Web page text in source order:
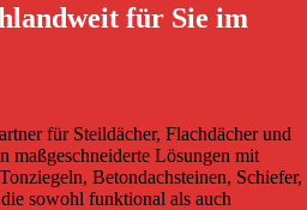
für Sie im
für Steildächer, Flachdächer und
maßgeschneiderte Lösungen mit
Betondachsteinen, Schiefer,
sowohl funktional als auch